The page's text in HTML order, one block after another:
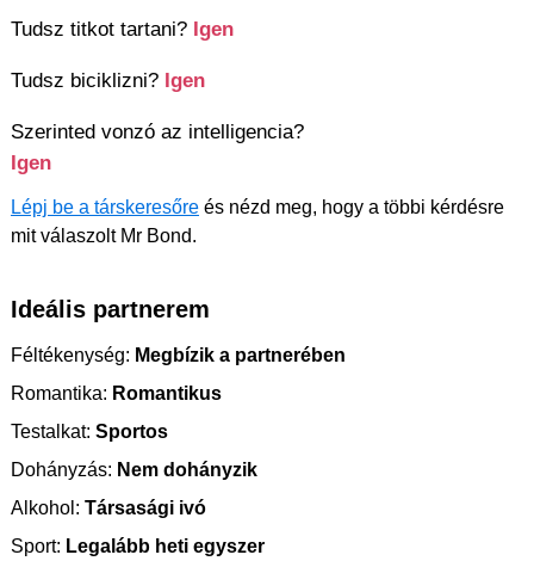
Tudsz titkot tartani? Igen
Tudsz biciklizni? Igen
Szerinted vonzó az intelligencia?
Igen
Lépj be a társkeresőre és nézd meg, hogy a többi kérdésre
mit válaszolt Mr Bond.
Ideális partnerem
Féltékenység: Megbízik a partnerében
Romantika: Romantikus
Testalkat: Sportos
Dohányzás: Nem dohányzik
Alkohol: Társasági ivó
Sport: Legalább heti egyszer